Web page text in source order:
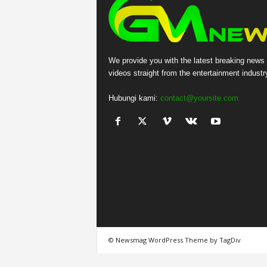
We provide you with the latest breaking news
videos straight from the entertainment
Hubungi kami: contact@yoursite.com
© Newsmag WordPress Theme by TagDiv